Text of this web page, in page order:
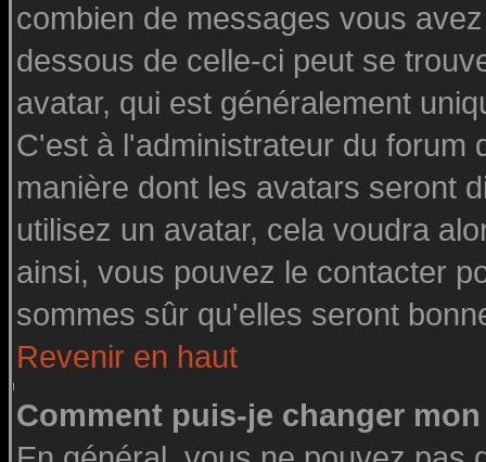
combien de messages vous
dessous de celle-ci peut se
avatar, qui est généralement
C'est à l'administrateur du forum
manière dont les avatars seront
utilisez un avatar, cela voudra
ainsi, vous pouvez le contacter
sommes sûr qu'elles seront
Revenir en haut
Comment puis-je changer